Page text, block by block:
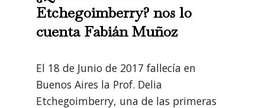
Etchegoimberry? nos lo
cuenta Fabián Muñoz
El 18 de Junio de 2017 fallecía en
Buenos Aires la Prof. Delia
Etchegoimberry, una de las primeras